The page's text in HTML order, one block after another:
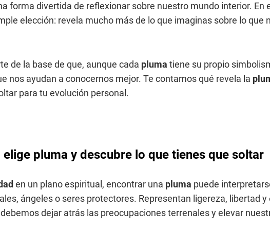
forma divertida de reflexionar sobre nuestro mundo interior. En
elección: revela mucho más de lo que imaginas sobre lo que
de la base de que, aunque cada pluma tiene su propio
nos ayudan a conocernos mejor. Te contamos qué revela la
para tu evolución personal.
pluma y descubre lo que tienes que soltar
en un plano espiritual, encontrar una pluma puede
ángeles o seres protectores. Representan ligereza, libertad y
dejar atrás las preocupaciones terrenales y elevar